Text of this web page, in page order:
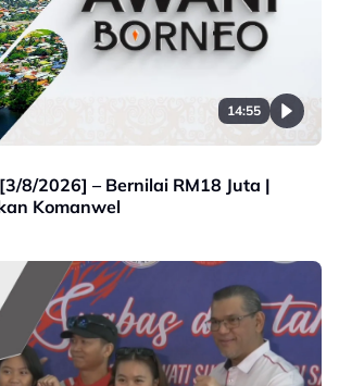
14:55
8/2026] – Bernilai RM18 Juta |
Komanwel